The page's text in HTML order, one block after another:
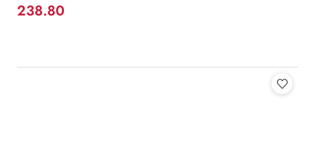
Cena:
238.80